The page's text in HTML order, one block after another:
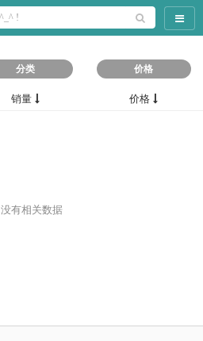
导航
分类 价格
销量 价格
没有相关数据